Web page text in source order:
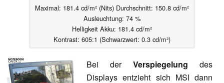
Maximal: 181.4 cd/m² (Nits) Durchschnitt: 150.8 cd/m²
Ausleuchtung: 74 %
Helligkeit Akku: 181.4 cd/m²
Kontrast: 605:1 (Schwarzwert: 0.3 cd/m²)
Bei der Verspiegelung des
Displays entzieht sich MSI dann